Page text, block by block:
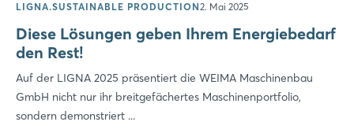
LIGNA.SUSTAINABLE PRODUCTION2. Mai 2025
Diese Lösungen geben Ihrem Energiebedarf
den Rest!
Auf der LIGNA 2025 präsentiert die WEIMA Maschinenbau
GmbH nicht nur ihr breitgefächertes Maschinenportfolio,
sondern demonstriert ...
Passwort vergessen?
Jetzt registrieren